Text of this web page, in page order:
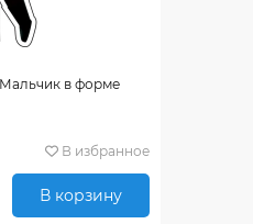
в форме
В избранное
В корзину